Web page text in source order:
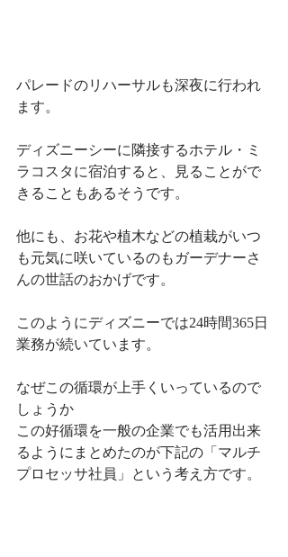
パレードのリハーサルも深夜に行われ
ます。
ディズニーシーに隣接するホテル・ミ
ラコスタに宿泊すると、見ることがで
きることもあるそうです。
他にも、お花や植木などの植栽がいつ
も元気に咲いているのもガーデナーさ
んの世話のおかげです。
このようにディズニーでは24時間365日
業務が続いています。
なぜこの循環が上手くいっているので
しょうか
この好循環を一般の企業でも活用出来
るようにまとめたのが下記の「マルチ
プロセッサ社員」という考え方です。